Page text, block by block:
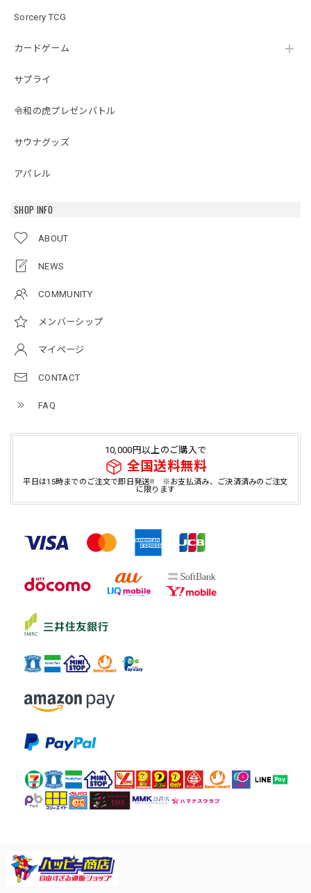
Sorcery TCG
カードゲーム
サプライ
令和の虎プレゼンバトル
サウナグッズ
アパレル
SHOP INFO
ABOUT
NEWS
COMMUNITY
メンバーシップ
マイページ
CONTACT
FAQ
10,000円以上のご購入で
全国送料無料
平日は15時までのご注文で即日発送!! ※お支払済み、ご決済済みのご注文
に限ります